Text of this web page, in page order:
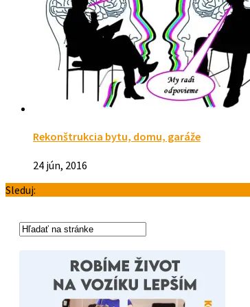
Rekonštrukcia bytu, domu, garáže
24 jún, 2016
Sleduj: